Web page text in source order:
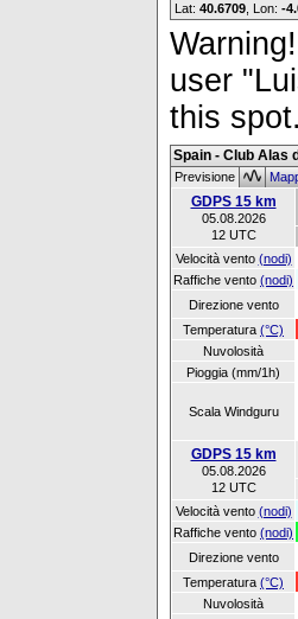
Lat: 40.6709 , Lon: -
user
this spot.
Spain - Club Alas
Previsione
GDPS 15 km
05.08.2026
12 UTC
Velocità vento (nodi)
Raffiche vento (nodi)
Direzione vento
Temperatura (°C)
Nuvolosità
Pioggia (mm/1h)
Scala Windguru
GDPS 15 km
05.08.2026
12 UTC
Velocità vento (nodi)
Raffiche vento (nodi)
Direzione vento
Temperatura (°C)
Nuvolosità